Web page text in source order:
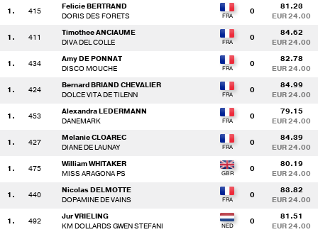
1. 415
Felicie BERTRAND
DORIS DES FORETS
0
81.23
EUR 24.00
1. 411
Timothee ANCIAUME
DIVA DEL COLLE
0
84.62
EUR 24.00
1. 434
Amy DE PONNAT
DISCO MOUCHE
0
82.78
EUR 24.00
1. 424
Bernard BRIAND CHEVALIER
DOLCE VITA DE TILENN
0
84.99
EUR 24.00
1. 453
Alexandra LEDERMANN
DANEMARK
0
79.15
EUR 24.00
1. 427
Melanie CLOAREC
DIANE DE LAUNAY
0
84.39
EUR 24.00
1. 475
William WHITAKER
MISS ARAGONA PS
0
80.19
EUR 24.00
1. 440
Nicolas DELMOTTE
DOPAMINE DE VAINS
0
83.82
EUR 24.00
1. 492
Jur VRIELING
KM DOLLARDS GWEN STEFANI
0
81.51
EUR 24.00